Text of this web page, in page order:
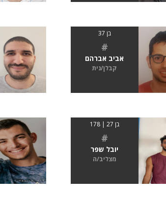
בן 37
#
אביב אברהם
קבלן/נית
בן 27 | 178
#
יובל שפר
מצליב/ה